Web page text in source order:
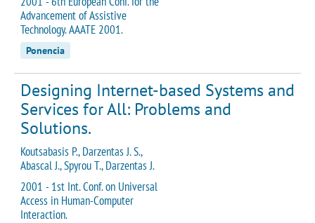
Advancement of Assistive
Technology. AAATE 2001.
Ponencia
Designing Internet-based Systems and
Services for All: Problems and
Solutions.
Koutsabasis P., Darzentas J. S.,
Abascal J., Spyrou T., Darzentas J.
2001 - 1st Int. Conf. on Universal
Access in Human-Computer
Interaction.